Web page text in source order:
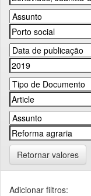
Retornar valores
Adicionar filtros: